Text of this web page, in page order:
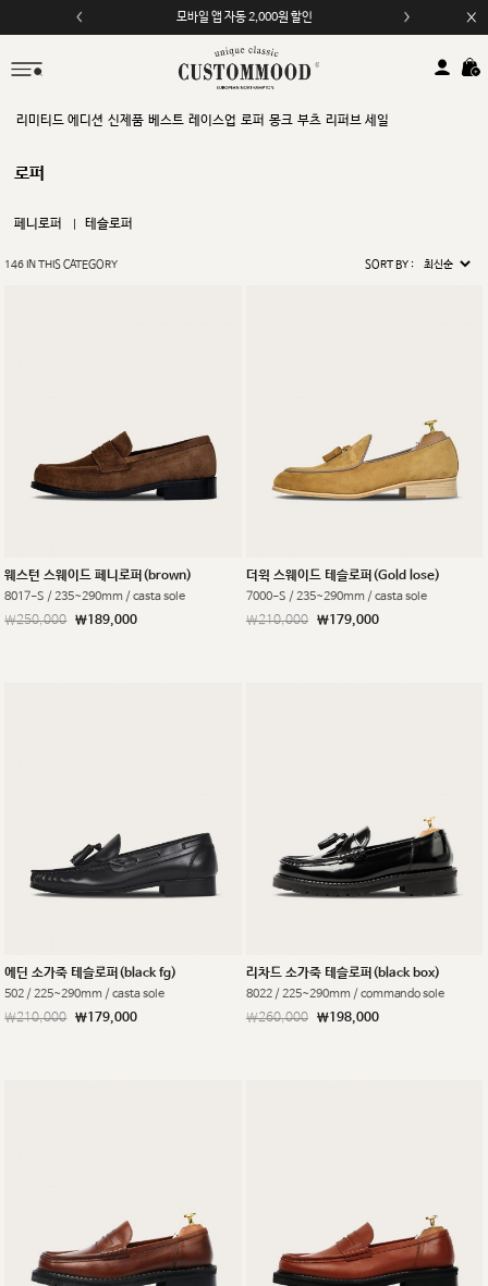
모바일 앱 자동 2,000원 할인
리미티드 에디션 신제품 베스트 레이스업 로퍼 몽크 부츠 리퍼브 세일
로퍼
페니로퍼 테슬로퍼
SORT BY :
146IN THIS CATEGORY
웨스턴 스웨이드 페니로퍼(brown)
8017-S / 235~290mm / casta sole
￦250,000 ￦189,000
더윅 스웨이드 테슬로퍼(Gold lose)
7000-S / 235~290mm / casta sole
￦210,000 ￦179,000
에딘 소가죽 테슬로퍼(black fg)
502 / 225~290mm / casta sole
￦210,000 ￦179,000
리차드 소가죽 테슬로퍼(black box)
8022 / 225~290mm / commando sole
￦260,000 ￦198,000